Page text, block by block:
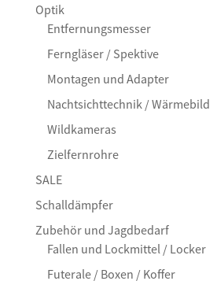
Optik
Entfernungsmesser
Ferngläser / Spektive
Montagen und Adapter
Nachtsichttechnik / Wärmebild
Wildkameras
Zielfernrohre
SALE
Schalldämpfer
Zubehör und Jagdbedarf
Fallen und Lockmittel / Locker
Futerale / Boxen / Koffer